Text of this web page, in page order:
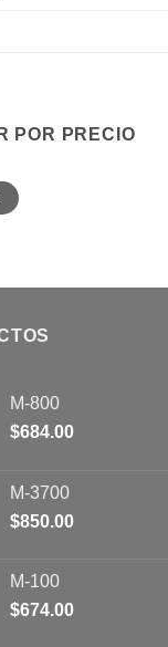
POR PRECIO
M-800
$684.00
M-3700
$850.00
M-100
$674.00